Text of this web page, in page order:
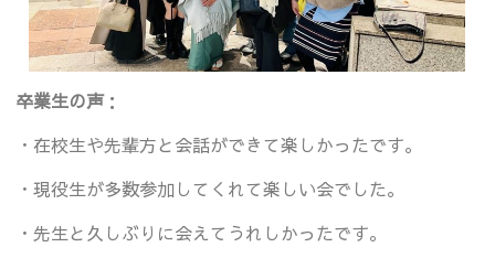
卒業生の声：
・在校生や先輩方と会話ができて楽しかったです。
・現役生が多数参加してくれて楽しい会でした。
・先生と久しぶりに会えてうれしかったです。